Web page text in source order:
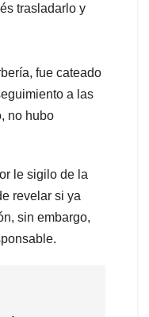
trasladarlo y
fue cateado
a las
no hubo
le sigilo de la
revelar si ya
sin embargo,